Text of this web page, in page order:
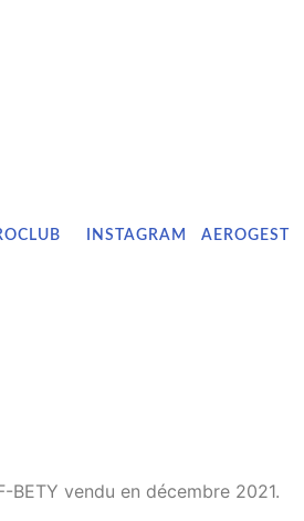
INSTAGRAM AEROGEST
vendu en décembre 2021.